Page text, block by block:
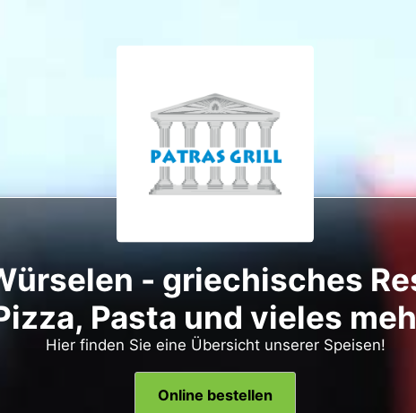
- griechisches
Pasta und vieles
Hier finden Sie eine Übersicht unserer Speisen!
Online bestellen